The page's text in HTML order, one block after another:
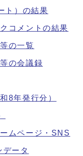
ト）の結果
コメントの結果
の一覧
の会議録
8年発行分）
ムページ・SNS
データ